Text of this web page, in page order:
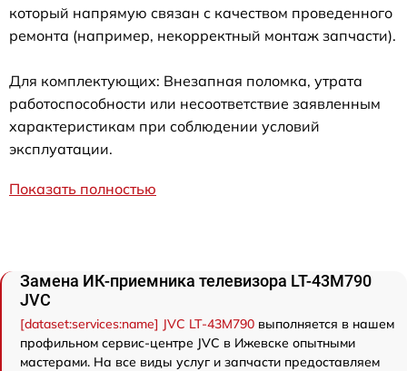
который напрямую связан с качеством проведенного
ремонта (например, некорректный монтаж запчасти).
Для комплектующих: Внезапная поломка, утрата
работоспособности или несоответствие заявленным
характеристикам при соблюдении условий
эксплуатации.
Показать полностью
Замена ИК-приемника телевизора LT-43M790
JVC
[dataset:services:name] JVC LT-43M790 выполняется в нашем
профильном сервис-центре JVC в Ижевске опытными
мастерами. На все виды услуг и запчасти предоставляем